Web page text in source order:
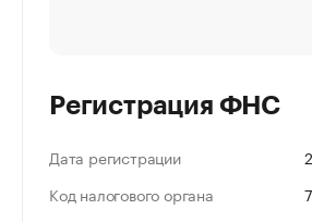
Регистрация ФНС
Дата регистрации
Код налогового органа